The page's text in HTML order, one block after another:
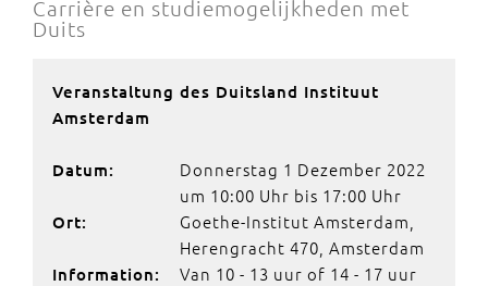
Carrière en studiemogelijkheden met
Duits
Veranstaltung des Duitsland Instituut
Amsterdam
Datum:
Donnerstag 1 Dezember 2022
um 10:00 Uhr bis 17:00 Uhr
Ort:
Goethe-Institut Amsterdam,
Herengracht 470, Amsterdam
Information:
Van 10 - 13 uur of 14 - 17 uur